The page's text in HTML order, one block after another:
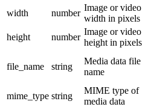
width
number
Image or video
width in pixels
height
number
Image or video
height in pixels
file_name string
Media data file
name
mime_type string
MIME type of
media data